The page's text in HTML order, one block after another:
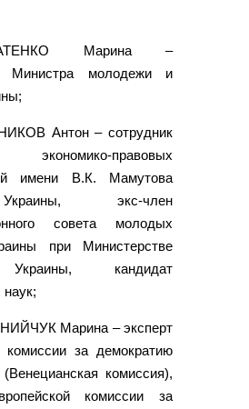
Марина –
Министра молодежи и
Антон – сотрудник
экономико-правовых
имени В.К. Мамутова
экс-член
совета молодых
при Министерстве
кандидат
Марина – эксперт
комиссии за демократию
комиссия),
комиссии за